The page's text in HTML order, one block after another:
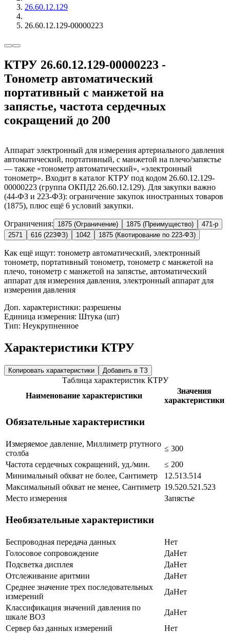
26.60.12.129
26.60.12.129-00000223
КТРУ 26.60.12.129-00000223 -
Тонометр автоматический
портативный с манжетой на
запястье, частота сердечных
сокращений до 200
Аппарат электронный для измерения артериального давления
автоматический, портативный, с манжетой на плечо/запястье
— также «тонометр автоматический», «электронный
тонометр». Входит в каталог КТРУ под кодом 26.60.12.129-
00000223 (группа ОКПД2 26.60.12.129). Для закупки важно
(44-ФЗ и 223-ФЗ): ограничение закупок иностранных товаров
(1875), плюс ещё 6 условий закупки.
Ограничения: 1875 (Ограничение) 1875 (Преимущество)
471-р
2571
616 (223ФЗ) 1042 1875 (Квотирование по 223-ФЗ)
Как ещё ищут: тонометр автоматический, электронный
тонометр, портативный тонометр, тонометр с манжетой на
плечо, тонометр с манжетой на запястье, автоматический
аппарат для измерения давления, электронный аппарат для
измерения давления
Доп. характеристики: разрешены
Единица измерения: Штука (шт)
Тип: Неукрупненное
Характеристики КТРУ
Копировать характеристики Добавить в ТЗ
Таблица характеристик КТРУ
Наименование характеристики
Значения
характеристики
Обязательные характеристики
Измеряемое давление, Миллиметр ртутного
столба
≤ 300
Частота сердечных сокращений, уд./мин.
≤ 200
Минимальный обхват не более, Сантиметр
12.513.514
Максимальный обхват не менее, Сантиметр 19.520.521.523
Место измерения
Запястье
Необязательные характеристики
Беспроводная передача данных
Нет
Голосовое сопровождение
ДаНет
Подсветка дисплея
ДаНет
Отслеживание аритмии
ДаНет
Среднее значение трех последовательных
измерений
ДаНет
Классификация значений давления по
шкале ВОЗ
ДаНет
Сервер баз данных измерений
Нет